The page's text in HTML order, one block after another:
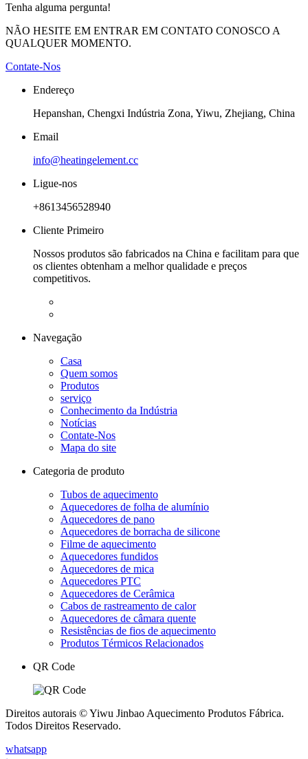
Tenha alguma pergunta!
NÃO HESITE EM ENTRAR EM CONTATO CONOSCO A
QUALQUER MOMENTO.
Contate-Nos
Endereço
Hepanshan, Chengxi Indústria Zona, Yiwu, Zhejiang, China
Email
info@heatingelement.cc
Ligue-nos
+8613456528940
Cliente Primeiro
Nossos produtos são fabricados na China e facilitam para que
os clientes obtenham a melhor qualidade e preços
competitivos.
Navegação
Casa
Quem somos
Produtos
serviço
Conhecimento da Indústria
Notícias
Contate-Nos
Mapa do site
Categoria de produto
Tubos de aquecimento
Aquecedores de folha de alumínio
Aquecedores de pano
Aquecedores de borracha de silicone
Filme de aquecimento
Aquecedores fundidos
Aquecedores de mica
Aquecedores PTC
Aquecedores de Cerâmica
Cabos de rastreamento de calor
Aquecedores de câmara quente
Resistências de fios de aquecimento
Produtos Térmicos Relacionados
QR Code
Direitos autorais © Yiwu Jinbao Aquecimento Produtos Fábrica.
Todos Direitos Reservado.
whatsapp